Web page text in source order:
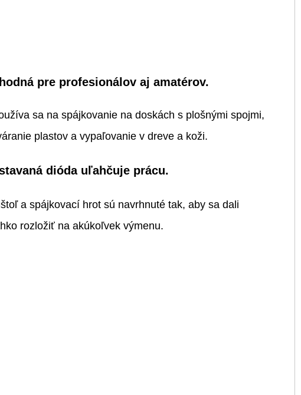
pre profesionálov aj amatérov.
sa na spájkovanie na doskách s plošnými spojmi,
plastov a vypaľovanie v dreve a koži.
dióda uľahčuje prácu.
a spájkovací hrot sú navrhnuté tak, aby sa dali
rozložiť na akúkoľvek výmenu.